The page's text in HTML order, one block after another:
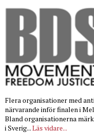
Flera organisationer med
närvarande inför finalen i
Bland organisationerna
i Sverig...Läs vidare...